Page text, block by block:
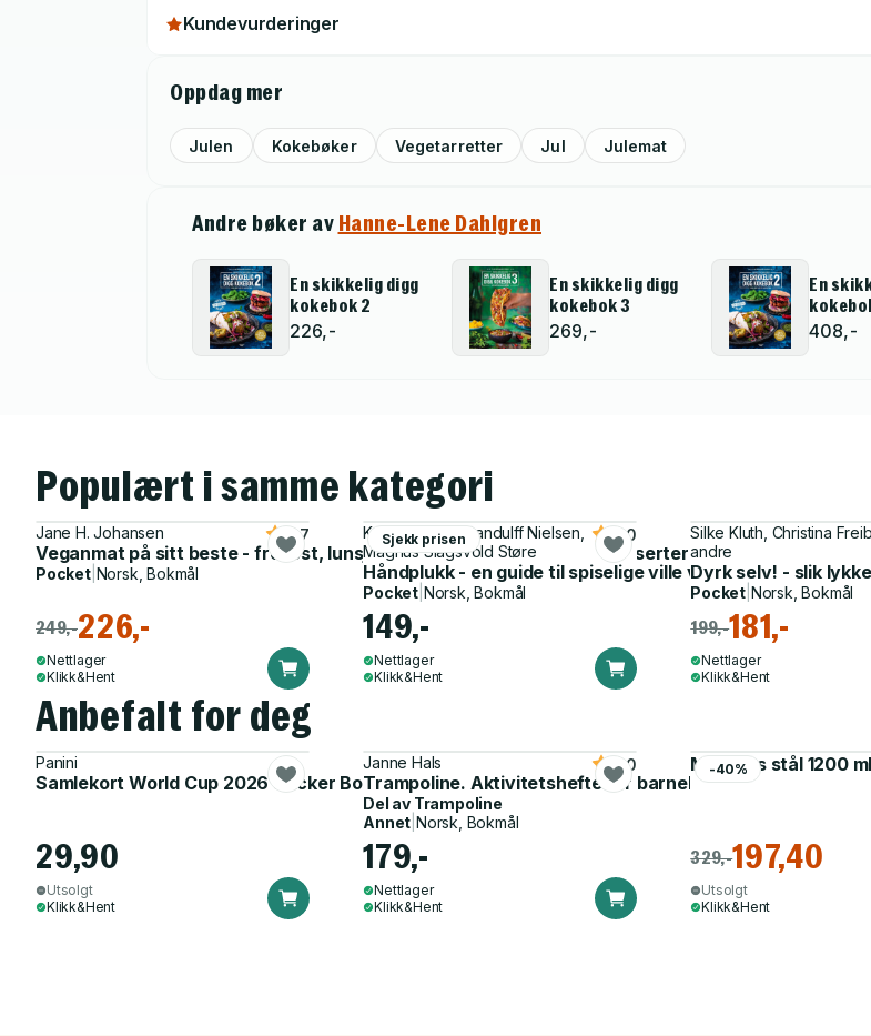
Kundevurderinger
Oppdag mer
Julen Kokebøker Vegetarretter Jul Julemat
Andre bøker av Hanne-Lene Dahlgren
En skikkelig digg
kokebok 2
226,-
En skikkelig digg
kokebok 3
269,-
En
408,-
Populært i samme kategori
Jane H. Johansen
Veganmat på sitt beste - frokost, lunsj, middag, småretter, kaker, desserter
3.7
Pocket| Norsk, Bokmål
249,-226,-
Nettlager
Klikk&Hent
Sjekk prisen
Kristin Helene Randulff Nielsen,
Magnus Slagsvold Støre
Håndplukk - en guide til spiselige ville vekster med
5.0
Pocket| Norsk, Bokmål
149,-
Nettlager
Klikk&Hent
Silke Kluth, Christina
andre
Dyrk selv! - slik
Pocket Norsk, Bokmål
199,-181,-
Nettlager
Klikk&Hent
Anbefalt for deg
Panini
Samlekort World Cup 2026 Sticker Booster
29,90
Utsolgt
Klikk&Hent
Janne Hals
Trampoline. Aktivitetshefte for barnehagen
5.0
Del av Trampoline
Annet Norsk, Bokmål
179,-
Nettlager
Klikk&Hent
-40%
Matboks stål 1200 ml
329,-197,40
Utsolgt
Klikk&Hent